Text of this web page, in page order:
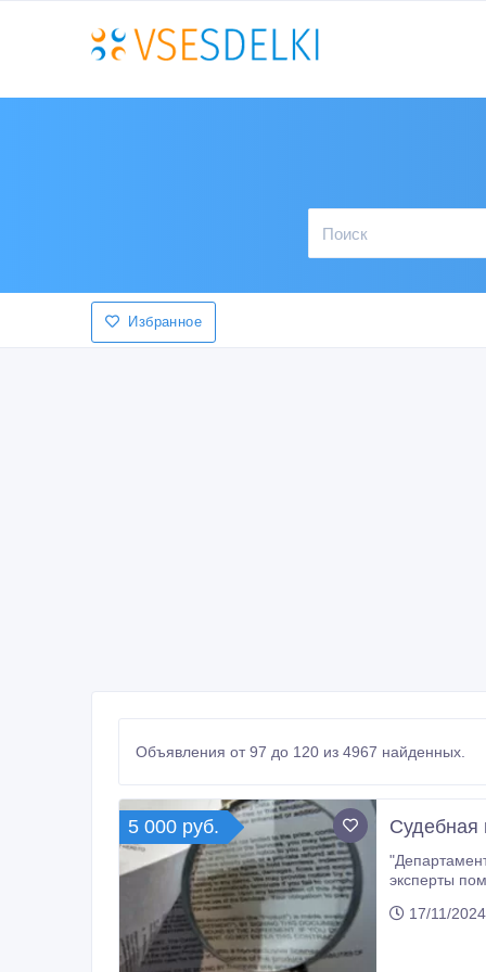
Избранное
Объявления от 97 до 120 из 4967 найденных.
5 000 руб. Судебная
эксперты помогут
проведение экспертизы - Услуги для физических и юридических
17/11/